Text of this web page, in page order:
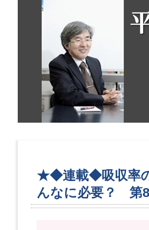
★◆連載◆吸収率
んなに必要？ 第